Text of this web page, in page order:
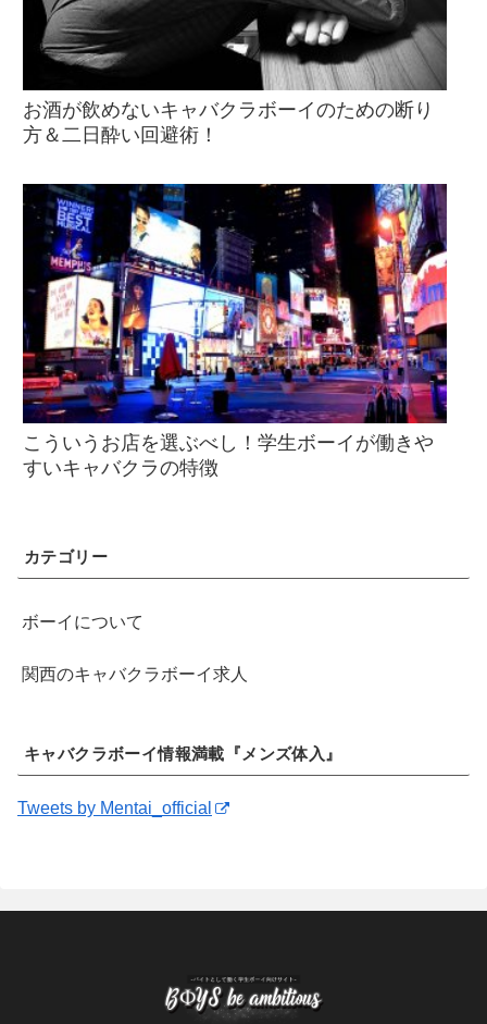
お酒が飲めないキャバクラボーイのための断り
方＆二日酔い回避術！
こういうお店を選ぶべし！学生ボーイが働きや
すいキャバクラの特徴
カテゴリー
ボーイについて
関西のキャバクラボーイ求人
キャバクラボーイ情報満載『メンズ体入』
Tweets by Mentai_official